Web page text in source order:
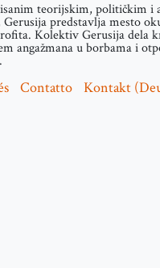
teorijskim, političkim
predstavlja mesto
Kolektiv Gerusija dela
angažmana u borbama i
Contatto Kontakt